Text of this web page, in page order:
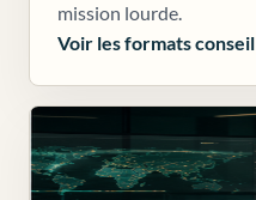
mission lourde.
Voir les formats conseil